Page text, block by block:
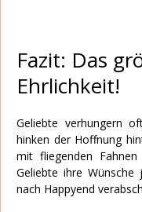
Fazit: Das
Ehrlichkeit!
Geliebte verhungern
hinken der Hoffnung
mit fliegenden
Geliebte ihre
nach Happyend